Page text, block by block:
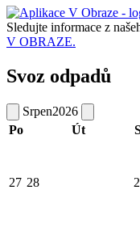
Sledujte informace z
V OBRAZE.
Svoz odpadů
Srpen2026
Po
Út
27 28